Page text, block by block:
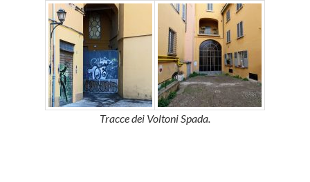
Tracce dei Voltoni Spada.